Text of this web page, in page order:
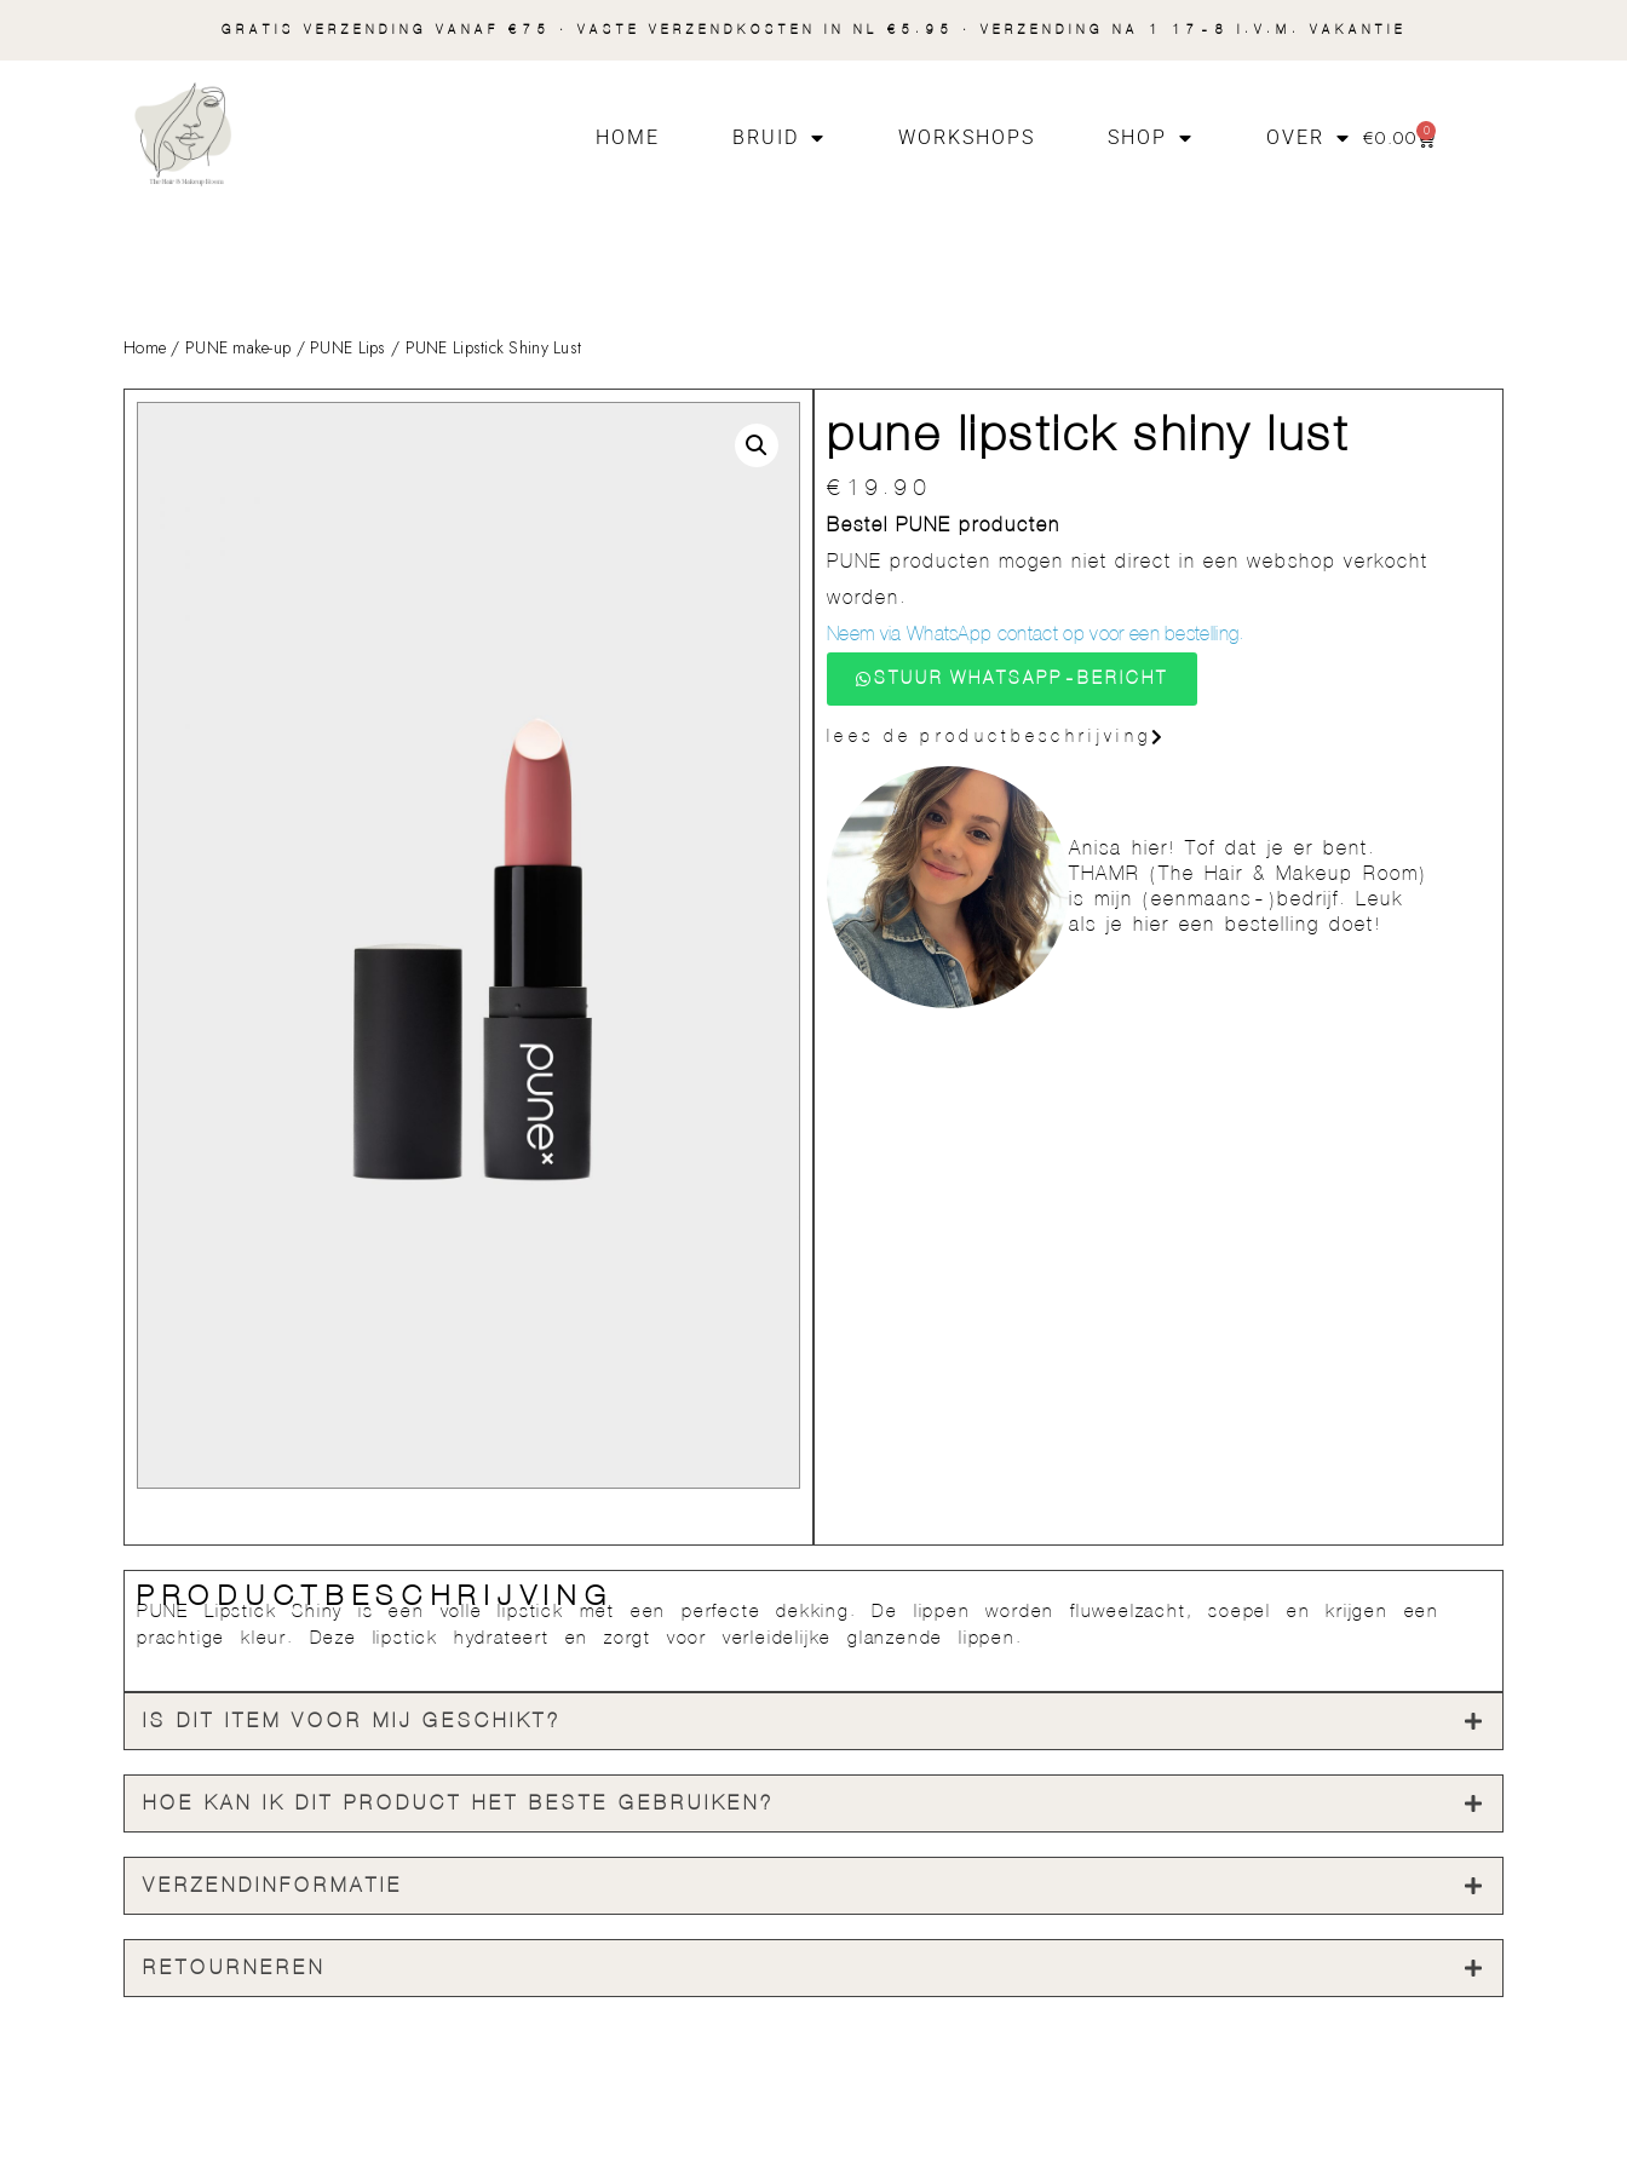
GRATIS VERZENDING VANAF €75 · VASTE VERZENDKOSTEN IN NL €5.95 · VERZENDING NA 1 17-8 I.V.M. VAKANTIE
HOME BRUID WORKSHOPS SHOP OVER €0.00 0
Home / PUNE make-up / PUNE Lips / PUNE Lipstick Shiny Lust
pune lipstick shiny lust
€ 19.90
Bestel PUNE producten
PUNE producten mogen niet direct in een webshop verkocht
worden.
Neem via WhatsApp contact op voor een bestelling.
STUUR WHATSAPP-BERICHT
lees de productbeschrijving
Anisa hier! Tof dat je er bent.
THAMR (The Hair & Makeup Room)
is mijn (eenmaans-)bedrijf. Leuk
als je hier een bestelling doet!
PRODUCTBESCHRIJVING
PUNE Lipstick Shiny is een volle lipstick met een perfecte dekking. De lippen worden fluweelzacht, soepel en krijgen een
prachtige kleur. Deze lipstick hydrateert en zorgt voor verleidelijke glanzende lippen.
IS DIT ITEM VOOR MIJ GESCHIKT?
HOE KAN IK DIT PRODUCT HET BESTE GEBRUIKEN?
VERZENDINFORMATIE
RETOURNEREN